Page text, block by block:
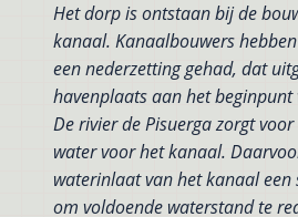
Het dorp is ontstaan bij de
kanaal. Kanaalbouwers
een nederzetting gehad, dat
havenplaats aan het
Derivier de Pisuerga zorgt
water voor het kanaal.
waterinlaat van het kanaal een
om voldoende waterstand te